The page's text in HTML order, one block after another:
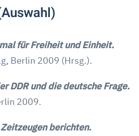
für Freiheit und Einheit.
, Berlin 2009 (Hrsg.).
DDR und die deutsche Frage.
2009.
berichten.